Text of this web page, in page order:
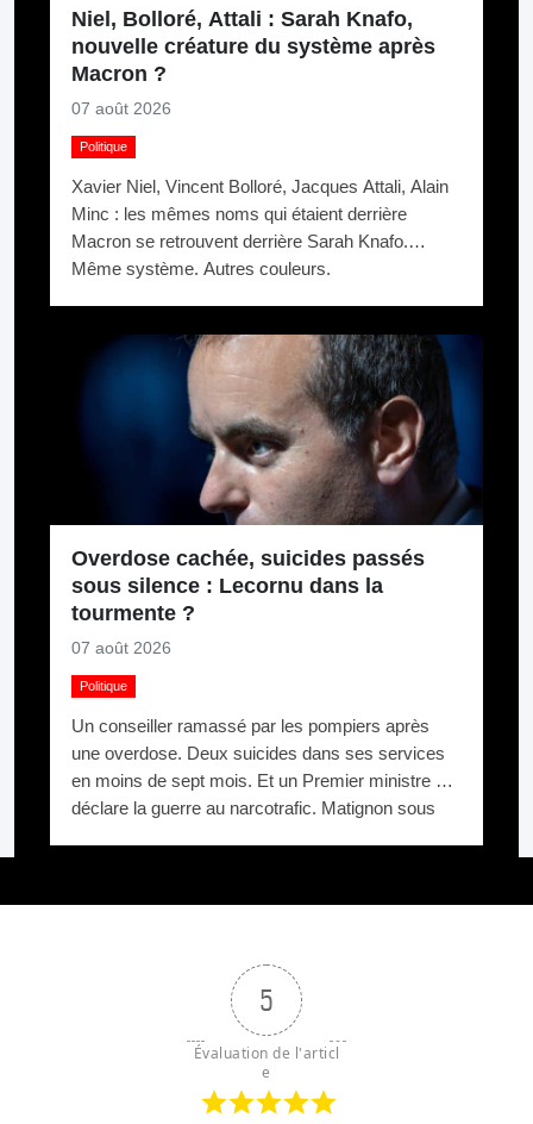
Niel, Bolloré, Attali : Sarah Knafo,
nouvelle créature du système après
Macron ?
07 août 2026
Politique
Xavier Niel, Vincent Bolloré, Jacques Attali, Alain
Minc : les mêmes noms qui étaient derrière
Macron se retrouvent derrière Sarah Knafo.
Même système. Autres couleurs.
Overdose cachée, suicides passés
sous silence : Lecornu dans la
tourmente ?
07 août 2026
Politique
Un conseiller ramassé par les pompiers après
une overdose. Deux suicides dans ses services
en moins de sept mois. Et un Premier ministre qui
déclare la guerre au narcotrafic. Matignon sous
5
Évaluation de l'articl
e